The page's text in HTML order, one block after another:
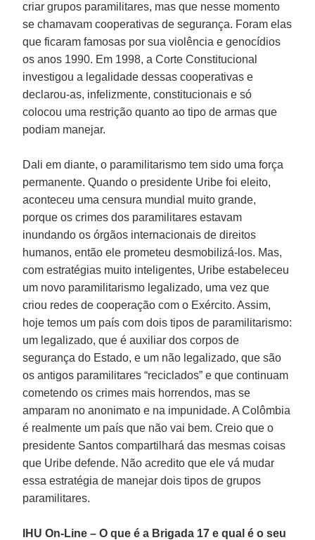
criar grupos paramilitares, mas que nesse momento
se chamavam cooperativas de segurança. Foram elas
que ficaram famosas por sua violência e genocídios
os anos 1990. Em 1998, a Corte Constitucional
investigou a legalidade dessas cooperativas e
declarou-as, infelizmente, constitucionais e só
colocou uma restrição quanto ao tipo de armas que
podiam manejar.
Dali em diante, o paramilitarismo tem sido uma força
permanente. Quando o presidente Uribe foi eleito,
aconteceu uma censura mundial muito grande,
porque os crimes dos paramilitares estavam
inundando os órgãos internacionais de direitos
humanos, então ele prometeu desmobilizá-los. Mas,
com estratégias muito inteligentes, Uribe estabeleceu
um novo paramilitarismo legalizado, uma vez que
criou redes de cooperação com o Exército. Assim,
hoje temos um país com dois tipos de paramilitarismo:
um legalizado, que é auxiliar dos corpos de
segurança do Estado, e um não legalizado, que são
os antigos paramilitares “reciclados” e que continuam
cometendo os crimes mais horrendos, mas se
amparam no anonimato e na impunidade. A Colômbia
é realmente um país que não vai bem. Creio que o
presidente Santos compartilhará das mesmas coisas
que Uribe defende. Não acredito que ele vá mudar
essa estratégia de manejar dois tipos de grupos
paramilitares.
IHU On-Line – O que é a Brigada 17 e qual é o seu